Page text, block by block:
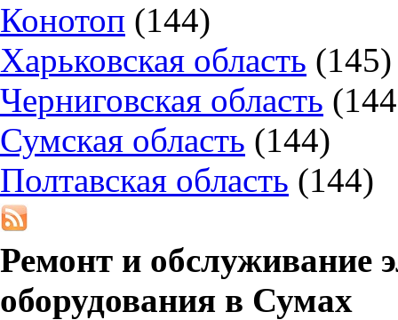
Конотоп (144)
Харьковская область (145)
Черниговская область
Сумская область (144)
Полтавская область (144)
Ремонт и обслуживание
оборудования в Сумах